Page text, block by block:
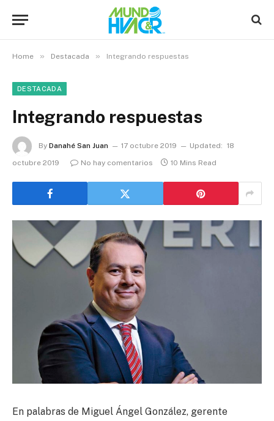
Home » Destacada » Integrando respuestas
DESTACADA
Integrando respuestas
By Danahé San Juan 17 octubre 2019 Updated: 18
octubre 2019
No hay comentarios 10 Mins Read
En palabras de Miguel Ángel González, gerente